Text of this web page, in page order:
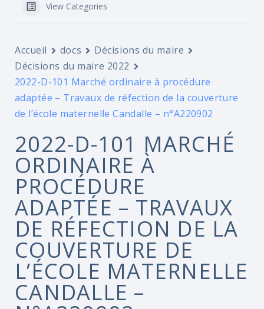
View Categories
Accueil docs
Décisions du maire
Décisions du maire 2022
2022-D-101 Marché ordinaire à procédure
adaptée – Travaux de réfection de la couverture
de l’école maternelle Candalle – n°A220902
2022-D-101 MARCHÉ
ORDINAIRE À
PROCÉDURE
ADAPTÉE – TRAVAUX
DE RÉFECTION DE LA
COUVERTURE DE
L’ÉCOLE MATERNELLE
CANDALLE –